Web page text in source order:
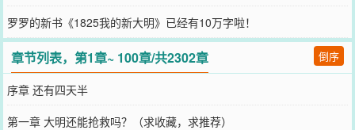
罗罗的新书《1825我的新大明》已经有10万字啦！
章节列表，第1章~ 100章/共2302章 倒序
序章 还有四天半
第一章 大明还能抢救吗？（求收藏，求推荐）